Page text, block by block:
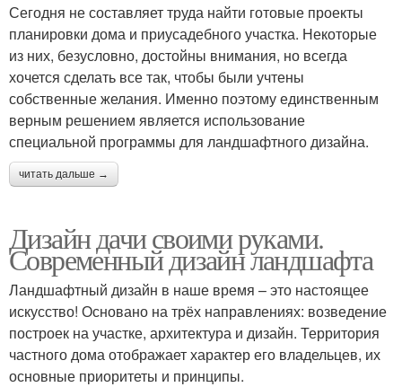
Сегодня не составляет труда найти готовые проекты
планировки дома и приусадебного участка. Некоторые
из них, безусловно, достойны внимания, но всегда
хочется сделать все так, чтобы были учтены
собственные желания. Именно поэтому единственным
верным решением является использование
специальной программы для ландшафтного дизайна.
читать дальше →
Дизайн дачи своими руками.
Современный дизайн ландшафта
Ландшафтный дизайн в наше время – это настоящее
искусство! Основано на трёх направлениях: возведение
построек на участке, архитектура и дизайн. Территория
частного дома отображает характер его владельцев, их
основные приоритеты и принципы.